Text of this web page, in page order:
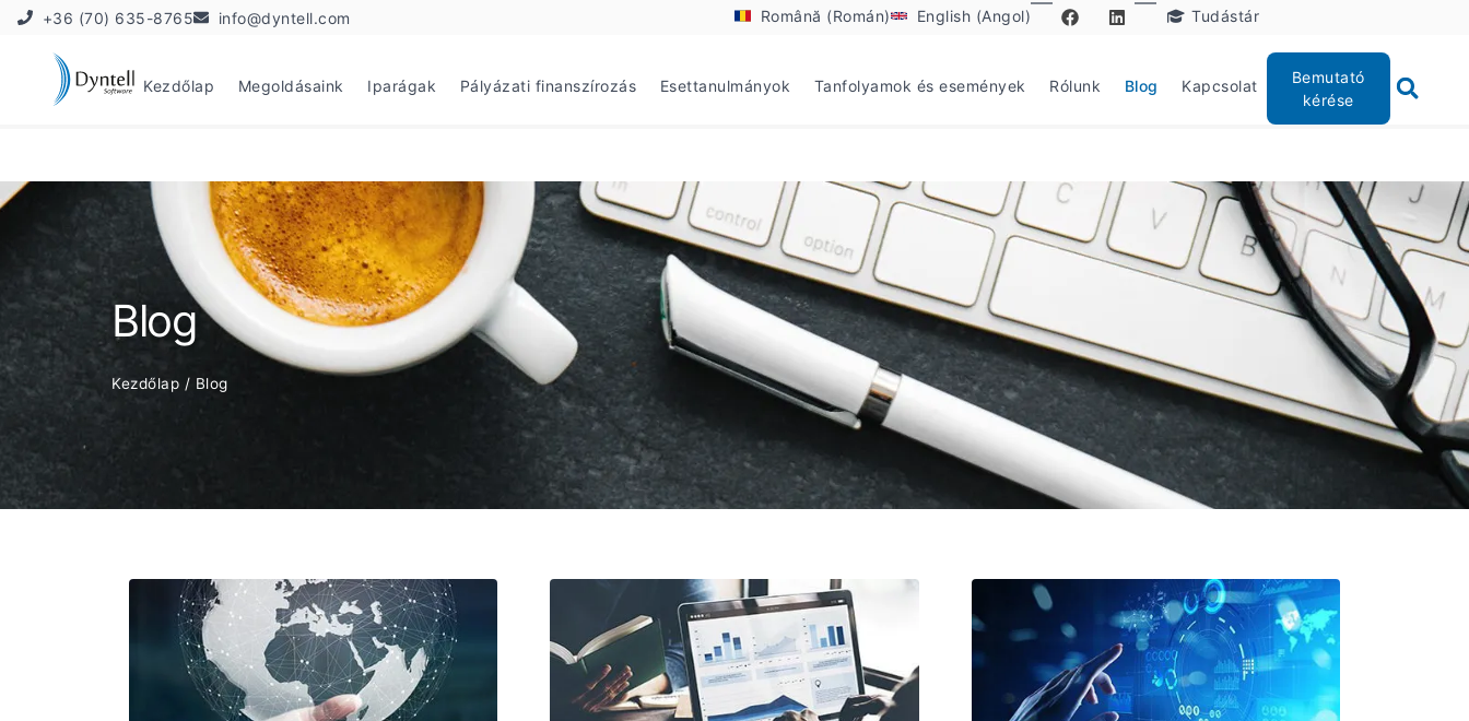
+36 (70) 635-8765 info@dyntell.com Română (Román) English (Angol) Tudástár
Kezdőlap Megoldásaink Iparágak Pályázati finanszírozás Esettanulmányok Tanfolyamok és események Rólunk Blog Kapcsolat
Bemutató
kérése
Blog
Kezdőlap / Blog